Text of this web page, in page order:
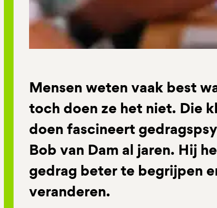
Mensen weten vaak best
toch doen ze het niet. Die
doen fascineert
Bob van Dam al jaren. Hij
gedrag beter te begrijpen
veranderen.